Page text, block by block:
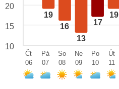
19
16
13
17
19
20
15
10
Čt
06
Pá
07
So
08
Ne
09
Po
10
Út
11